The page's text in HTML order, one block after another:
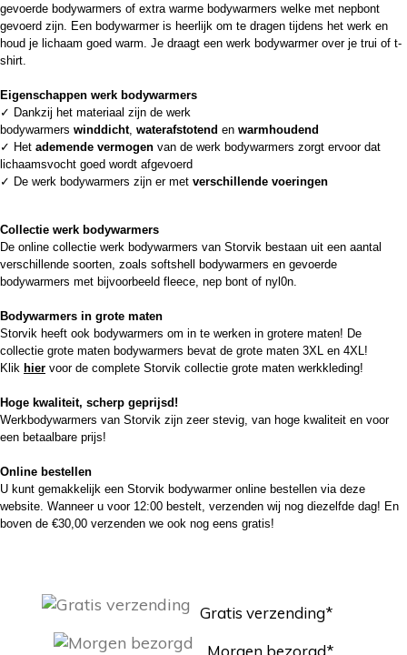
gevoerde bodywarmers of extra warme bodywarmers welke met nepbont
gevoerd zijn. Een bodywarmer is heerlijk om te dragen tijdens het werk en
houd je lichaam goed warm. Je draagt een werk bodywarmer over je trui of t-
shirt.
Eigenschappen werk bodywarmers
✓ Dankzij het materiaal zijn de werk
bodywarmers winddicht, waterafstotend en warmhoudend
✓ Het ademende vermogen van de werk bodywarmers zorgt ervoor dat
lichaamsvocht goed wordt afgevoerd
✓ De werk bodywarmers zijn er met verschillende voeringen
Collectie werk bodywarmers
De online collectie werk bodywarmers van Storvik bestaan uit een aantal
verschillende soorten, zoals softshell bodywarmers en gevoerde
bodywarmers met bijvoorbeeld fleece, nep bont of nyl0n.
Bodywarmers in grote maten
Storvik heeft ook bodywarmers om in te werken in grotere maten! De
collectie grote maten bodywarmers bevat de grote maten 3XL en 4XL!
Klik hier voor de complete Storvik collectie grote maten werkkleding!
Hoge kwaliteit, scherp geprijsd!
Werkbodywarmers van Storvik zijn zeer stevig, van hoge kwaliteit en voor
een betaalbare prijs!
Online bestellen
U kunt gemakkelijk een Storvik bodywarmer online bestellen via deze
website. Wanneer u voor 12:00 bestelt, verzenden wij nog diezelfde dag! En
boven de €30,00 verzenden we ook nog eens gratis!
Gratis verzending*
Morgen bezorgd*